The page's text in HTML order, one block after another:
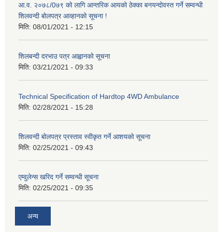
आ.व. २०७८/0७९ को लागि आन्तरिक आयको ठेक्का बनयन्दोवस्त गर्ने सम्वन्धी
शिलवन्दी बोलपत्र आव्हानको सूचना !
मिति: 08/01/2021 - 12:15
शिलबन्दी दरभाउ पत्र आह्वानको सूचना
मिति: 03/21/2021 - 09:33
Technical Specification of Hardtop 4WD Ambulance
मिति: 02/28/2021 - 15:28
शिलवन्दी बोलपत्र प्रस्ताव स्वीकृत गर्ने आशयको सूचना
मिति: 02/25/2021 - 09:43
एम्वुलेन्स खरिद गर्ने सम्वन्धी सूचना
मिति: 02/25/2021 - 09:35
अन्य